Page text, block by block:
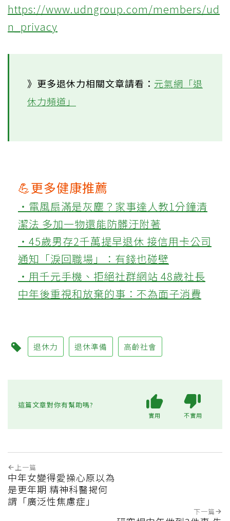
https://www.udngroup.com/members/ud
n_privacy
》更多退休力相關文章請看： 元氣網「退
休力頻道」
💪更多健康推薦
‧電風扇滿是灰塵？家事達人教1分鐘清
潔法 多加一物還能防髒汙附著
‧45歲男存2千萬提早退休 接信用卡公司
通知「淚回職場」：有錢也碰壁
‧用千元手機、拒絕社群網站 48歲社長
中年後重視和放棄的事：不為面子消費
退休力 退休準備 高齡社會
這篇文章對你有幫助嗎?
實用 不實用
上一篇
中年女變得愛操心原以為
是更年期 精神科醫揭何
謂「廣泛性焦慮症」
下一篇